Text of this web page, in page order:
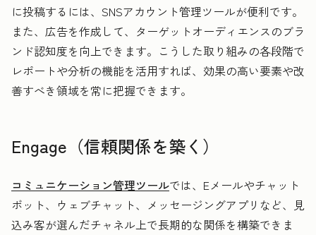
に投稿するには、SNSアカウント管理ツールが便利です。
また、広告を作成して、ターゲットオーディエンスのブラ
ンド認知度を向上できます。こうした取り組みの各段階で
レポートや分析の機能を活用すれば、効果の高い要素や改
善すべき領域を常に把握できます。
Engage（信頼関係を築く）
コミュニケーション管理ツールでは、Eメールやチャット
ボット、ウェブチャット、メッセージングアプリなど、見
込み客が選んだチャネル上で長期的な関係を構築できま